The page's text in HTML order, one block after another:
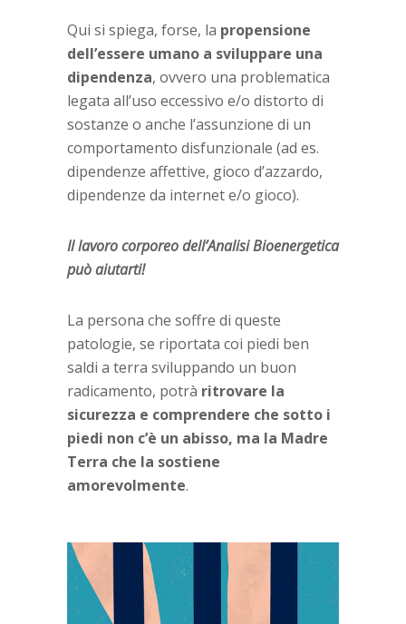
Qui si spiega, forse, la propensione
dell’essere umano a sviluppare una
dipendenza, ovvero una problematica
legata all’uso eccessivo e/o distorto di
sostanze o anche l’assunzione di un
comportamento disfunzionale (ad es.
dipendenze affettive, gioco d’azzardo,
dipendenze da internet e/o gioco).
Il lavoro corporeo dell’Analisi Bioenergetica
può aiutarti!
La persona che soffre di queste
patologie, se riportata coi piedi ben
saldi a terra sviluppando un buon
radicamento, potrà ritrovare la
sicurezza e comprendere che sotto i
piedi non c’è un abisso, ma la Madre
Terra che la sostiene
amorevolmente.